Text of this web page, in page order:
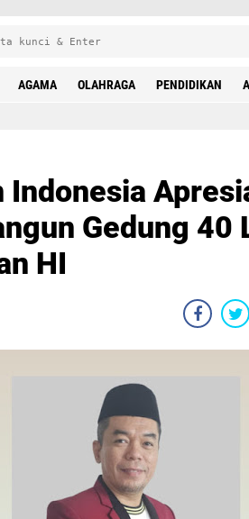
AGAMA OLAHRAGA PENDIDIKAN
Gedung 40
HI